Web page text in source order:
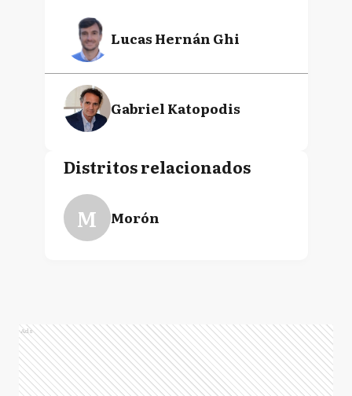
Lucas Hernán Ghi
Gabriel Katopodis
Distritos relacionados
M Morón
Ads